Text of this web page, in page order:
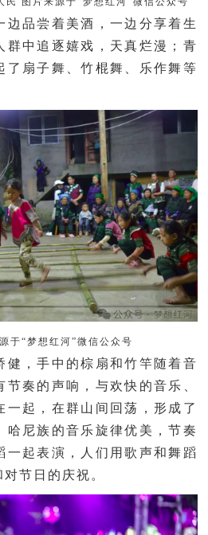
边品尝着美酒，一边分享着生
群中追逐嬉戏，天真烂漫；青
了扇子舞、竹棍舞、乐作舞等
于“梦想红河”微信公众号
健，手中的棕扇和竹竿随着音
奏的声响，与欢快的音乐、
一起，在群山间回荡，形成了
哈尼族的音乐旋律优美，节奏
一起表演，人们用歌声和舞蹈
节日的庆祝。